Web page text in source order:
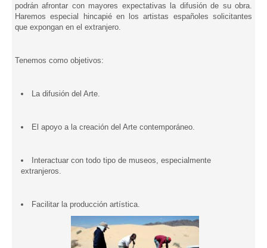
podrán afrontar con mayores expectativas la difusión de su obra.
Haremos especial hincapié en los artistas españoles solicitantes
que expongan en el extranjero.
Tenemos como objetivos:
La difusión del Arte.
El apoyo a la creación del Arte contemporáneo.
Interactuar con todo tipo de museos, especialmente
extranjeros.
Facilitar la producción artística.